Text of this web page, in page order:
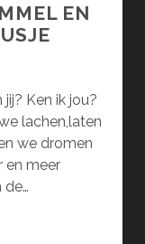
EN
Ken ik jou?
lachen,laten
we dromen
en meer
de…